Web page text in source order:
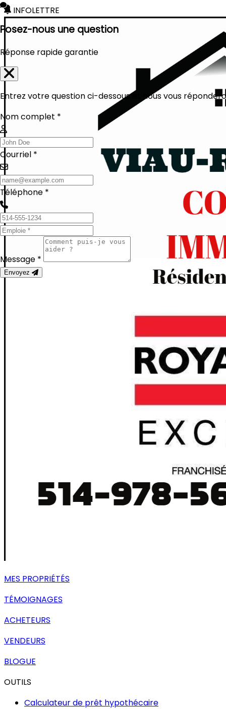
INFOLETTRE
MES PROPRIÉTÉS
TÉMOIGNAGES
ACHETEURS
VENDEURS
BLOGUE
OUTILS
Calculateur de prêt hypothécaire
Posez-nous une question
Réponse rapide garantie
Entrez votre question ci-dessous et nous vous
Nom complet *
Courriel *
Téléphone *
Message *
Envoyez